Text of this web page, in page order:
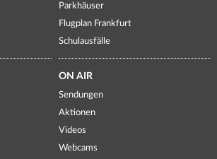
Parkhäuser
Flugplan Frankfurt
Schulausfälle
ON AIR
Sendungen
Aktionen
Videos
Webcams